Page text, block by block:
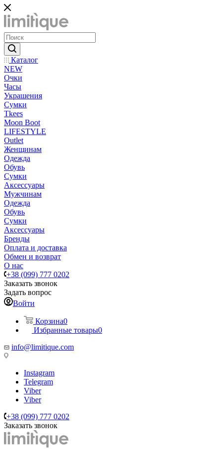
Каталог
NEW
Очки
Часы
Украшения
Сумки
Tkees
Moon Boot
LIFESTYLE
Outlet
Женщинам
Одежда
Обувь
Сумки
Аксессуары
Мужчинам
Одежда
Обувь
Сумки
Аксессуары
Бренды
Оплата и доставка
Обмен и возврат
О нас
+38 (099) 777 0202
Заказать звонок
Задать вопрос
Войти
Корзина0
Избранные товары0
info@limitique.com
Instagram
Telegram
Viber
Viber
+38 (099) 777 0202
Заказать звонок